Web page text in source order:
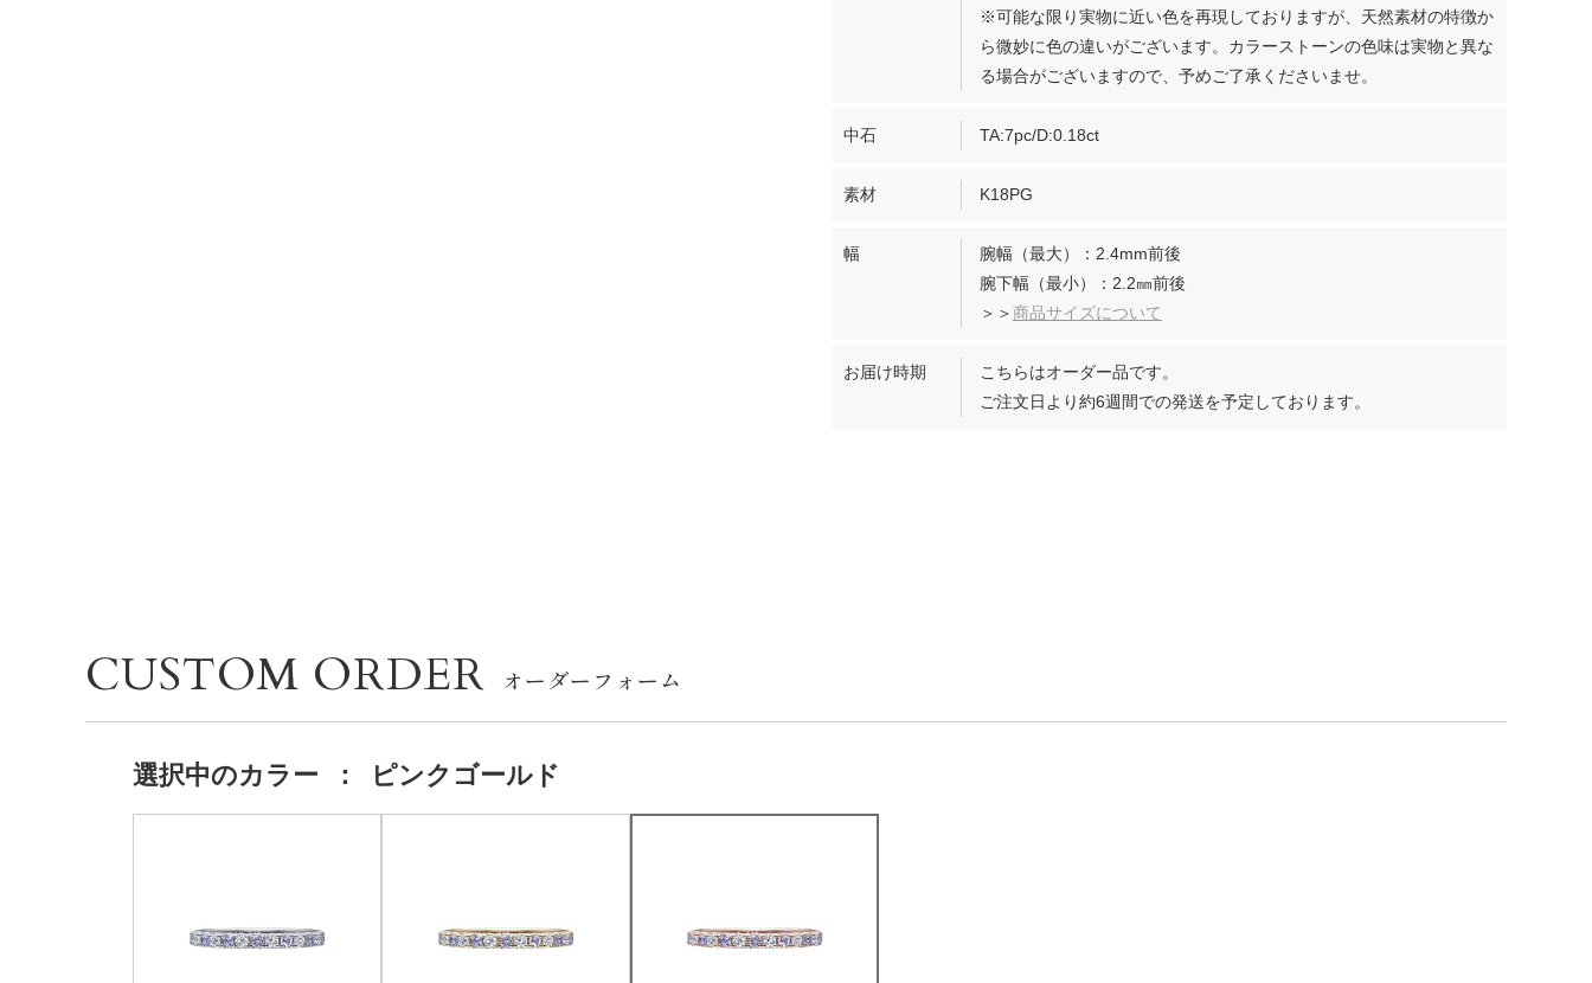
※可能な限り実物に近い色を再現しておりますが、天然素材の特徴か
ら微妙に色の違いがございます。カラーストーンの色味は実物と異な
る場合がございますので、予めご了承くださいませ。
中石 TA:7pc/D:0.18ct
素材 K18PG
幅
腕幅（最大）：2.4mm前後
腕下幅（最小）：2.2㎜前後
＞＞商品サイズについて
お届け時期
こちらはオーダー品です。
ご注文日より約6週間での発送を予定しております。
CUSTOM ORDER
選択中のカラー ： ピンクゴールド